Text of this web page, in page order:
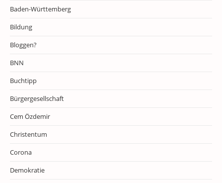
Baden-Württemberg
Bildung
Bloggen?
BNN
Buchtipp
Bürgergesellschaft
Cem Özdemir
Christentum
Corona
Demokratie